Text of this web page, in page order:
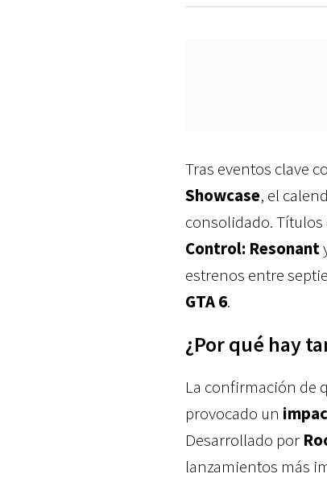
Tras eventos clave
Showcase, el
consolidado.
Control: Resonant
estrenos entre
GTA 6.
¿Por qué hay
La confirmación de
provocado un
Desarrollado por
lanzamientos más